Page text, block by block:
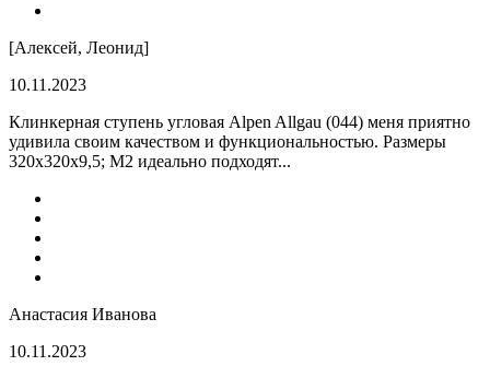
[Алексей, Леонид]
10.11.2023
Клинкерная ступень угловая Alpen Allgau (044) меня приятно
удивила своим качеством и функциональностью. Размеры
320x320x9,5; M2 идеально подходят...
Анастасия Иванова
10.11.2023